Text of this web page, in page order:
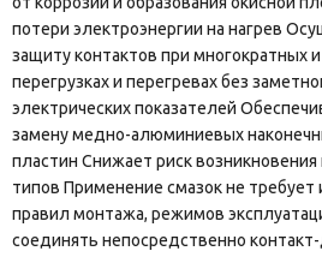
потери электроэнергии на нагрев
защиту контактов при многократных
перегрузках и перегревах без
электрических показателей
замену медно-алюминиевых
пластин Снижает риск
типов Применение смазок не требует
правил монтажа, режимов
соединять непосредственно